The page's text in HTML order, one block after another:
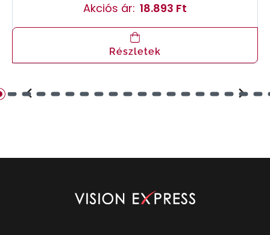
Akciós ár: 18.893 Ft
Részletek